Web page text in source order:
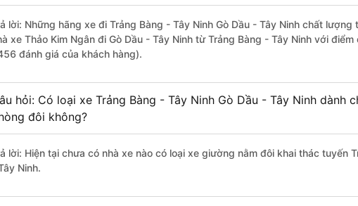
lời: Những hãng xe đi Trảng Bàng - Tây Ninh Gò Dầu - Tây Ninh chất
xe Thảo Kim Ngân đi Gò Dầu - Tây Ninh từ Trảng Bàng - Tây Ninh với
đánh giá của khách hàng).
hỏi: Có loại xe Trảng Bàng - Tây Ninh Gò Dầu - Tây Ninh dành
đôi không?
lời: Hiện tại chưa có nhà xe nào có loại xe giường nằm đôi khai thác tuyến
Ninh.